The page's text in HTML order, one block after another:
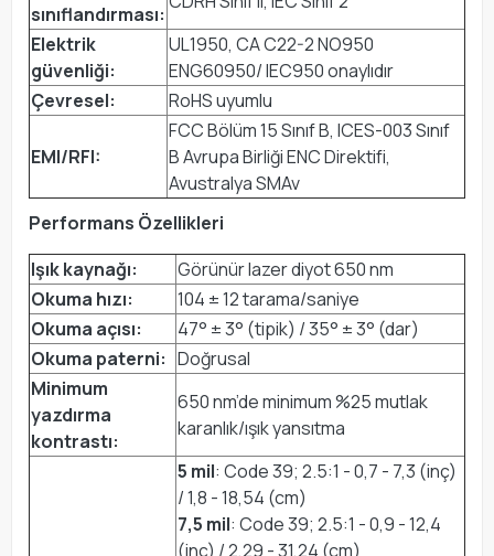
sınıflandırması:
Elektrik
güvenliği:
UL1950, CA C22-2 NO950
ENG60950/ IEC950 onaylıdır
Çevresel:
RoHS uyumlu
EMI/RFI:
FCC Bölüm 15 Sınıf B, ICES-003 Sınıf
B Avrupa Birliği ENC Direktifi,
Avustralya SMAv
Performans Özellikleri
Işık kaynağı:
Görünür lazer diyot 650 nm
Okuma hızı:
104 ± 12 tarama/saniye
Okuma açısı:
47° ± 3° (tipik) / 35° ± 3° (dar)
Okuma paterni: Doğrusal
Minimum
yazdırma
kontrastı:
650 nm’de minimum %25 mutlak
karanlık/ışık yansıtma
5 mil: Code 39; 2.5:1 - 0,7 - 7,3 (inç)
/ 1,8 - 18,54 (cm)
7,5 mil: Code 39; 2.5:1 - 0,9 - 12,4
(inç) / 2,29 - 31,24 (cm)